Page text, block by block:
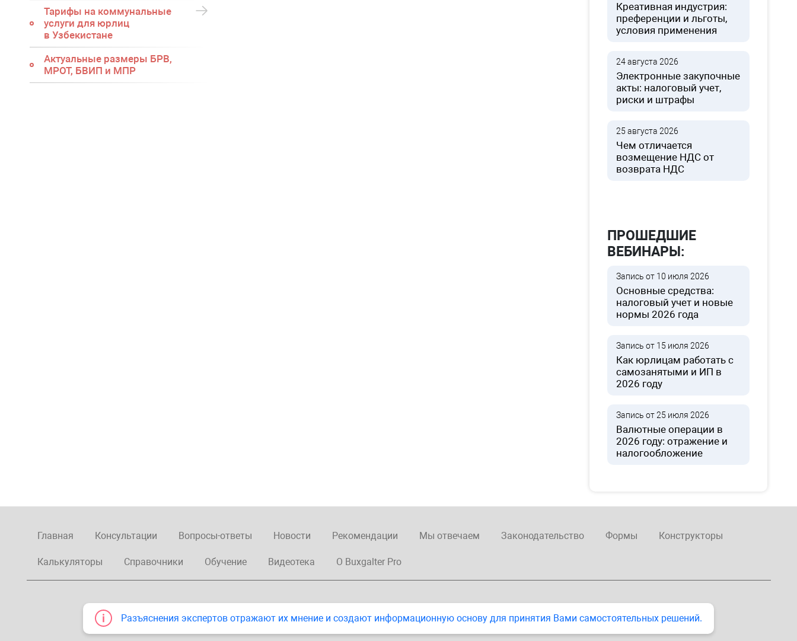
Тарифы на коммунальные
услуги для юрлиц
в Узбекистане
Актуальные размеры БРВ,
МРОТ, БВИП и МПР
Креативная индустрия:
преференции и льготы,
условия применения
24 августа 2026
Электронные закупочные
акты: налоговый учет,
риски и штрафы
25 августа 2026
Чем отличается
возмещение НДС от
возврата НДС
ПРОШЕДШИЕ
ВЕБИНАРЫ:
Запись от 10 июля 2026
Основные средства:
налоговый учет и новые
нормы 2026 года
Запись от 15 июля 2026
Как юрлицам работать с
самозанятыми и ИП в
2026 году
Запись от 25 июля 2026
Валютные операции в
2026 году: отражение и
налогообложение
Главная Консультации Вопросы-ответы Новости Рекомендации Мы отвечаем Законодательство Формы Конструкторы
Калькуляторы Справочники Обучение Видеотека О Buxgalter Pro
Разъяснения экспертов отражают их мнение и создают информационную основу для принятия Вами самостоятельных решений.